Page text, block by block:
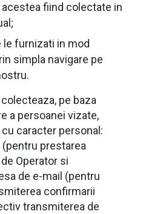
fiind colectate in
le furnizati in mod
simpla navigare pe
pe baza
a persoanei vizate,
caracter personal:
prestarea
Operator si
de e-mail (pentru
confirmarii
transmiterea de